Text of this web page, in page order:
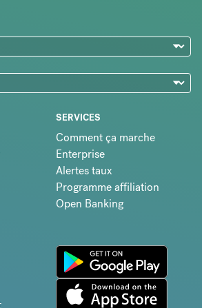
SERVICES
Comment ça marche
Enterprise
Alertes taux
Programme affiliation
Open Banking